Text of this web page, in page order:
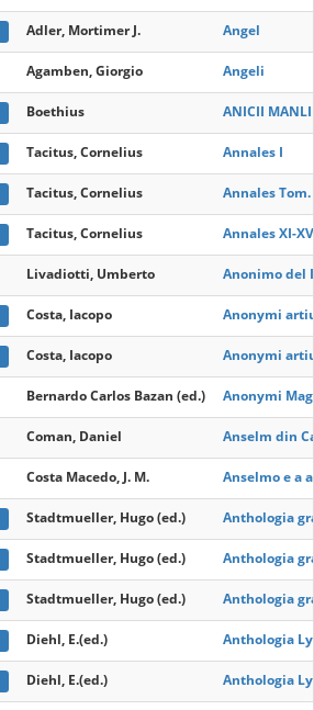
Adler, Mortimer J. Angel
Agamben, Giorgio Angeli
Boethius ANICII
Tacitus, Cornelius Annales I
Tacitus, Cornelius Annales Tom.
Tacitus, Cornelius Annales XI-
Livadiotti, Umberto Anonimo del
Costa, Iacopo Anonymi
Costa, Iacopo Anonymi
Bernardo Carlos Bazan (ed.) Anonymi
Coman, Daniel Anselm din
Costa Macedo, J. M. Anselmo e a
Stadtmueller, Hugo (ed.) Anthologia
Stadtmueller, Hugo (ed.) Anthologia
Stadtmueller, Hugo (ed.) Anthologia
Diehl, E.(ed.) Anthologia
Diehl, E.(ed.) Anthologia